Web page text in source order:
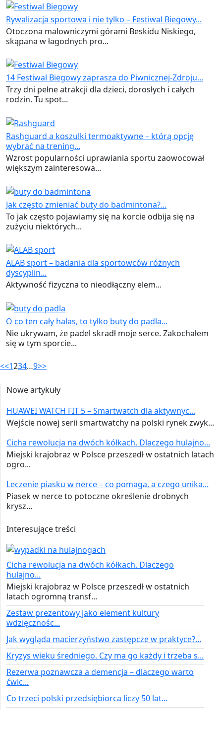
Rywalizacja sportowa i nie tylko – Festiwal Biegowy...
Otoczona malowniczymi górami Beskidu Niskiego,
skąpana w łagodnych pro...
14 Festiwal Biegowy zaprasza do Piwnicznej-Zdroju...
Trzy dni pełne atrakcji dla dzieci, dorosłych i całych
rodzin. Tu spot...
Rashguard a koszulki termoaktywne – którą opcję
wybrać na trening...
Wzrost popularności uprawiania sportu zaowocował
większym zainteresowa...
Jak często zmieniać buty do badmintona?...
To jak często pojawiamy się na korcie odbija się na
zużyciu niektórych...
ALAB sport – badania dla sportowców różnych
dyscyplin...
Aktywność fizyczna to nieodłączny elem...
O co ten cały hałas, to tylko buty do padla...
Nie ukrywam, że padel skradł moje serce. Zakochałem
się w tym sporcie...
<<1234…9>>
Nowe artykuły
HUAWEI WATCH FIT 5 – Smartwatch dla aktywnyc...
Wejście nowej serii smartwatchy na polski rynek zwyk...
Cicha rewolucja na dwóch kółkach. Dlaczego hulajno...
Miejski krajobraz w Polsce przeszedł w ostatnich latach
ogro...
Leczenie piasku w nerce – co pomaga, a czego unika...
Piasek w nerce to potoczne określenie drobnych
krysz...
Interesujące treści
Cicha rewolucja na dwóch kółkach. Dlaczego
hulajno...
Miejski krajobraz w Polsce przeszedł w ostatnich
latach ogromną transf...
Zestaw prezentowy jako element kultury
wdzięcznośc...
Jak wygląda macierzyństwo zastępcze w praktyce?...
Kryzys wieku średniego. Czy ma go każdy i trzeba s...
Rezerwa poznawcza a demencja – dlaczego warto
ćwic...
Co trzeci polski przedsiębiorca liczy 50 lat...